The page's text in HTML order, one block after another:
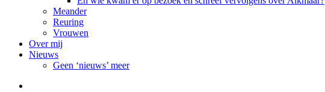
Meander
Reuring
Vrouwen
Over mij
Nieuws
Geen ‘nieuws’ meer